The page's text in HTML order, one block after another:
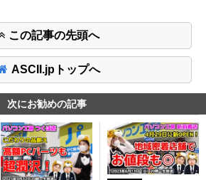
この記事の先頭へ
ASCII.jpトップへ
次にお勧めの記事